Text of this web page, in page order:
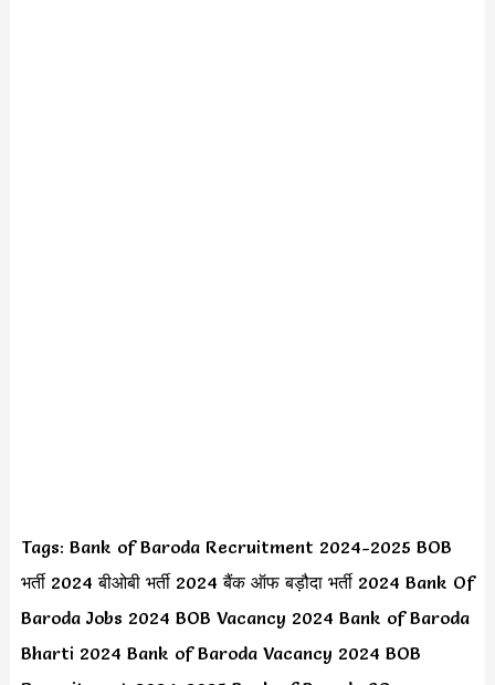
Tags: Bank of Baroda Recruitment 2024-2025 BOB
भर्ती 2024 बीओबी भर्ती 2024 बैंक ऑफ बड़ौदा भर्ती 2024 Bank Of
Baroda Jobs 2024 BOB Vacancy 2024 Bank of Baroda
Bharti 2024 Bank of Baroda Vacancy 2024 BOB